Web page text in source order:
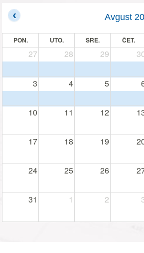
Avgust
PON. UTO. SRE. ČET.
27 28 29
3 4 5
10 11 12
17 18 19
24 25 26
31 1 2